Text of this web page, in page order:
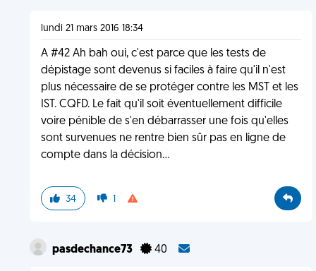
lundi 21 mars 2016 18:34
A #42 Ah bah oui, c'est parce que les tests de
dépistage sont devenus si faciles à faire qu'il n'est
plus nécessaire de se protéger contre les MST et les
IST. CQFD. Le fait qu'il soit éventuellement difficile
voire pénible de s'en débarrasser une fois qu'elles
sont survenues ne rentre bien sûr pas en ligne de
compte dans la décision...
34 1
pasdechance73 40